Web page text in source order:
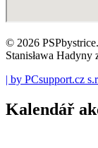
© 2026
Stanisława
| by PCsupport.cz
Kalendář